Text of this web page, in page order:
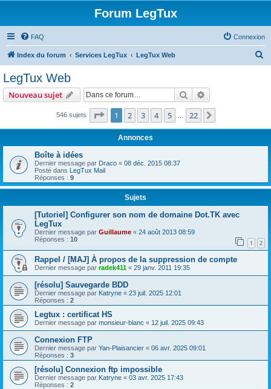
Forum LegTux
FAQ Connexion
Index du forum Services LegTux LegTux Web
r
LegTux Web
Nouveau sujet Rechercher
546 sujets Page 1sur22
1 2 3 4 5 22
Annonces
Boîte à idées
Dernier message par Draco « 08 déc. 2015 08:37
Posté dans LegTux Mail
Réponses : 9
Sujets
[Tutoriel] Configurer son nom de domaine Dot.TK avec
LegTux
Dernier message par Guillaume « 24 août 2013 08:59
Réponses : 10 1 2
Rappel / [MAJ] À propos de la suppression de compte
Dernier message par radek411 « 29 janv. 2011 19:35
[résolu] Sauvegarde BDD
Dernier message par Katryne « 23 juil. 2025 12:01
Réponses : 2
Legtux : certificat HS
Dernier message par monsieur-blanc « 12 juil. 2025 09:43
Connexion FTP
Dernier message par Yan-Plaisancier « 06 avr. 2025 09:01
Réponses : 3
[résolu] Connexion ftp impossible
Dernier message par Katryne « 03 avr. 2025 17:43
Réponses : 2